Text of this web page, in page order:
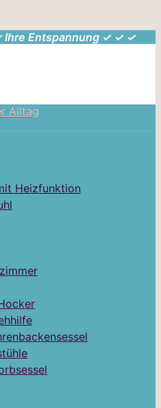
Ihre Entspannung ✓ ✓ ✓
Alltag
Heizfunktion